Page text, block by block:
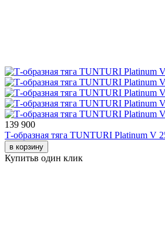
139 900
Т-образная тяга TUNTURI Platinum V
в корзину
Купитьв один клик